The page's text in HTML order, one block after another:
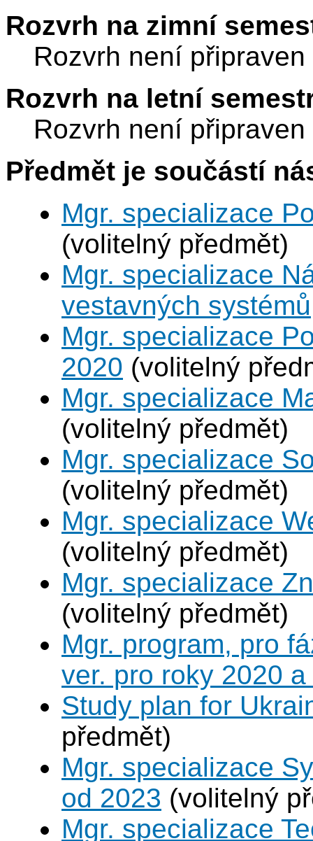
Rozvrh na zimní
Rozvrh není připraven
Rozvrh na letní
Rozvrh není připraven
Předmět je součástí
Mgr. specializace
(volitelný předmět)
Mgr. specializace
vestavných
Mgr. specializace
2020 (volitelný
Mgr. specializace
(volitelný předmět)
Mgr. specializace
(volitelný předmět)
Mgr. specializace
(volitelný předmět)
Mgr. specializace
(volitelný předmět)
Mgr. program, pro
ver. pro roky 2020
Study plan for
předmět)
Mgr. specializace
od 2023 (volitelný
Mgr. specializace